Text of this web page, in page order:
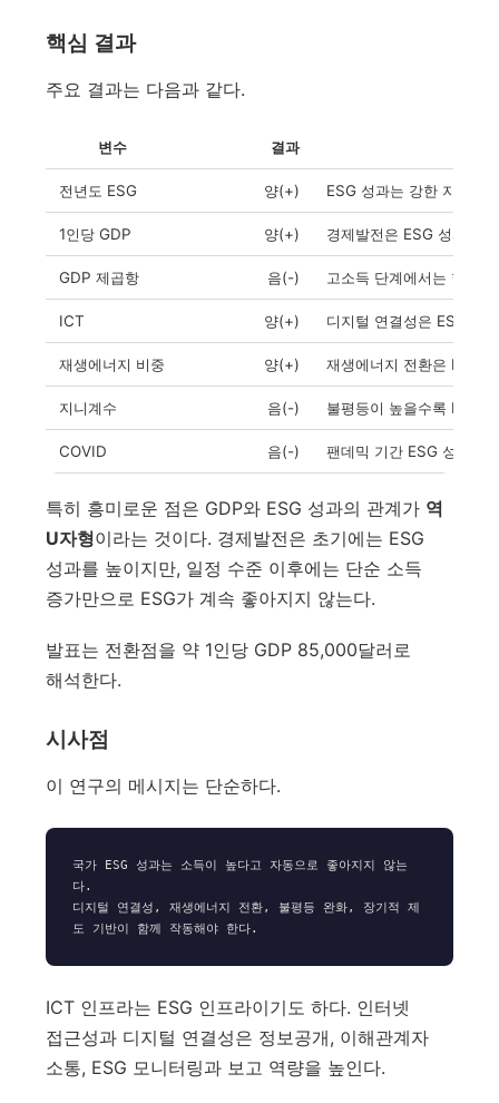
핵심 결과
주요 결과는 다음과 같다.
변수 결과
전년도 ESG 양(+) ESG 성과는 강한 지속성
1인당 GDP 양(+) 경제발전은 ESG 성과를
GDP 제곱항 음(-) 고소득 단계에서는 한계
ICT 양(+) 디지털 연결성은 ESG 성
재생에너지 비중 양(+) 재생에너지 전환은 ESG
지니계수 음(-) 불평등이 높을수록 ESG
COVID 음(-) 팬데믹 기간 ESG 성과 하
특히 흥미로운 점은 GDP와 ESG 성과의 관계가 역
U자형이라는 것이다. 경제발전은 초기에는 ESG
성과를 높이지만, 일정 수준 이후에는 단순 소득
증가만으로 ESG가 계속 좋아지지 않는다.
발표는 전환점을 약 1인당 GDP 85,000달러로
해석한다.
시사점
이 연구의 메시지는 단순하다.
국가 ESG 성과는 소득이 높다고 자동으로 좋아지지 않는
다.
디지털 연결성, 재생에너지 전환, 불평등 완화, 장기적 제
ICT 인프라는 ESG 인프라이기도 하다. 인터넷
접근성과 디지털 연결성은 정보공개, 이해관계자
소통, ESG 모니터링과 보고 역량을 높인다.